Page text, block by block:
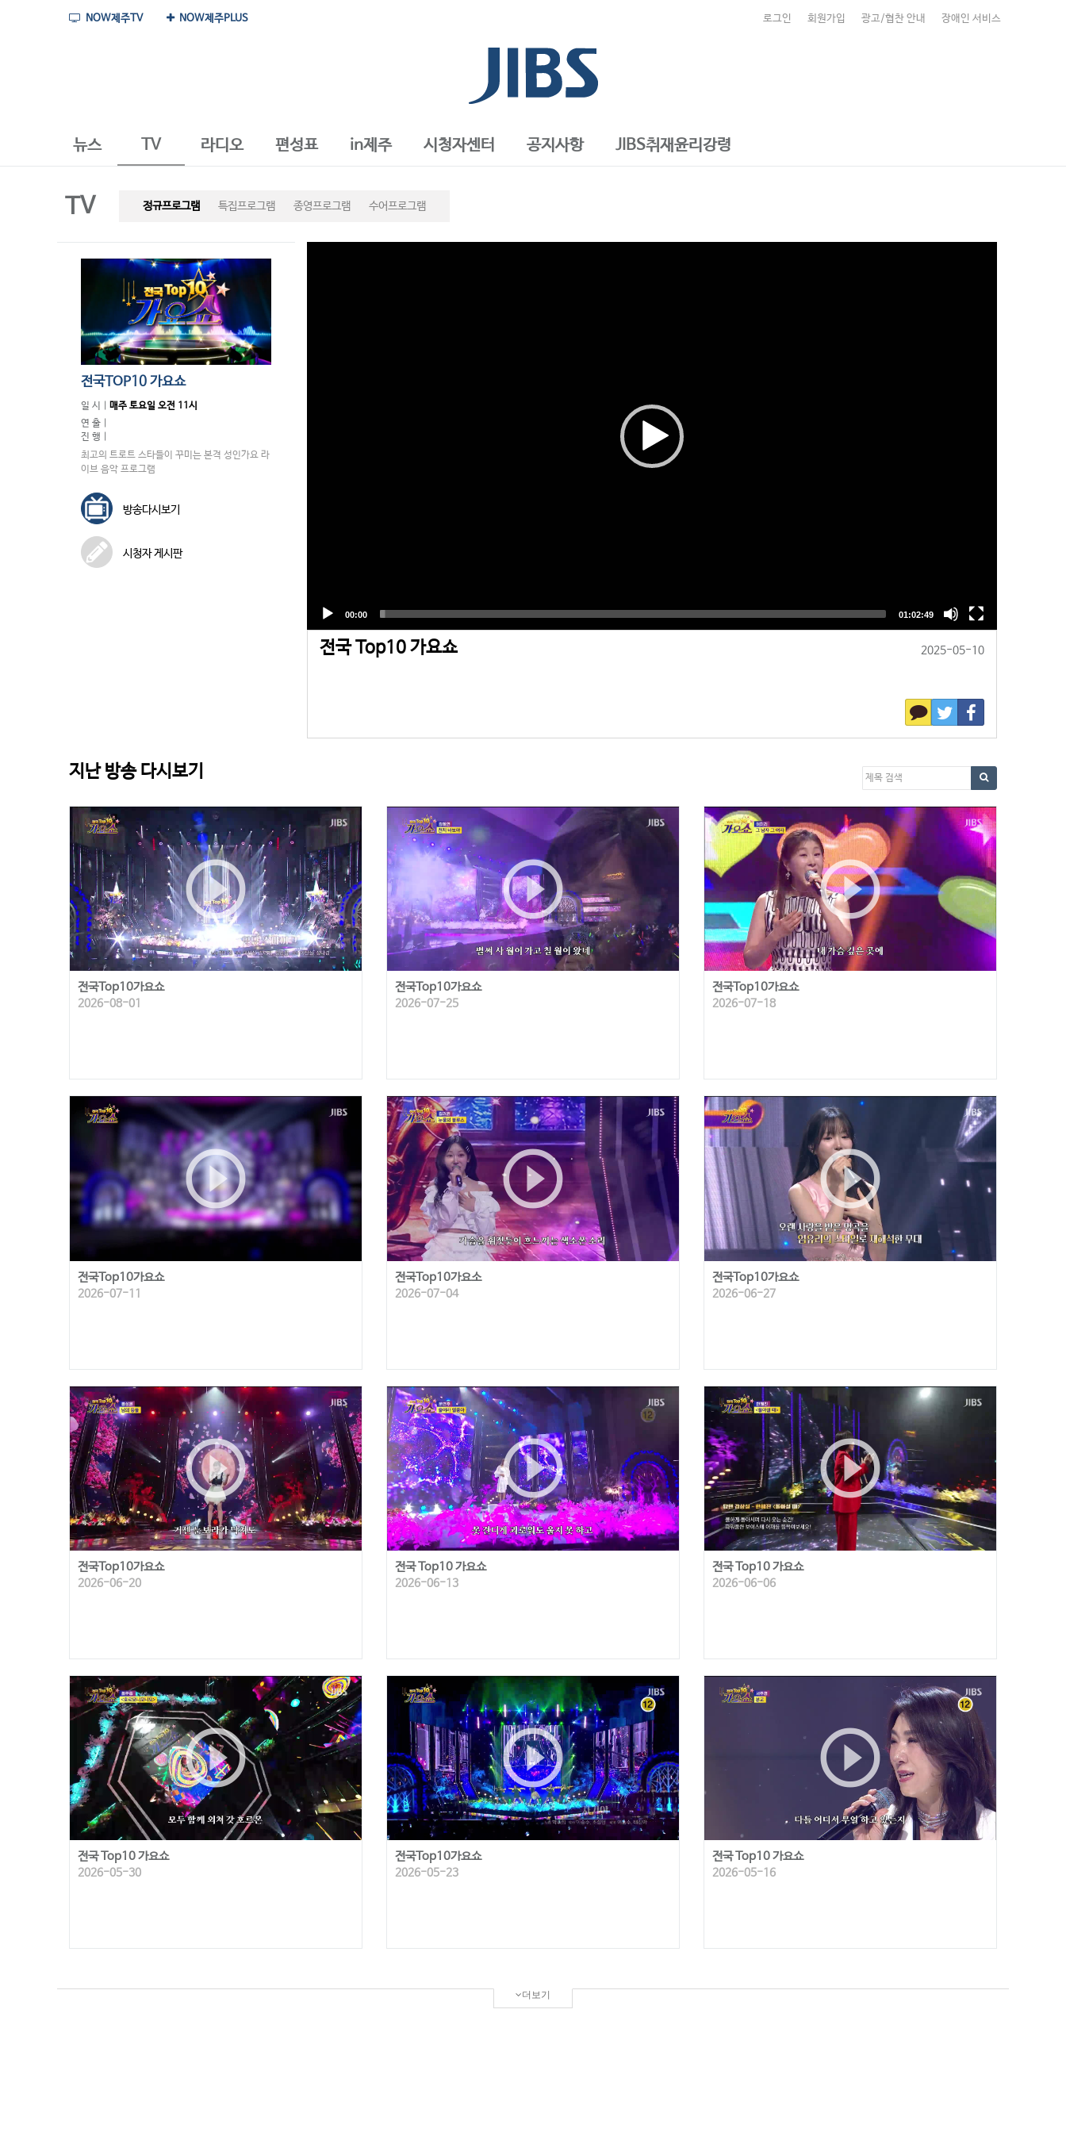
NOW제주PLUS
NOW제주TV 장애인 서비스
광고/협찬 안내
회원가입
로그인
뉴스 TV 라디오 편성표 in제주 시청자센터 공지사항 JIBS취재윤리강령
TV 정규프로그램 특집프로그램 종영프로그램 수어프로그램
전국TOP10 가요쇼
일 시 | 매주 토요일 오전 11시
연 출 |
진 행 |
최고의 트로트 스타들이 꾸미는 본격 성인가요 라
이브 음악 프로그램
방송다시보기
시청자 게시판
전국 Top10 가요쇼 2025-05-10
지난 방송 다시보기
play_circle_outline
전국Top10가요쇼
2026-08-01
play_circle_outline
전국Top10가요쇼
2026-07-25
play_circle_outline
전국Top10가요쇼
2026-07-18
play_circle_outline
전국Top10가요쇼
2026-07-11
play_circle_outline
전국Top10가요소
2026-07-04
play_circle_outline
전국Top10가요쇼
2026-06-27
play_circle_outline
전국Top10가요쇼
2026-06-20
play_circle_outline
전국 Top10 가요쇼
2026-06-13
play_circle_outline
전국 Top10 가요쇼
2026-06-06
play_circle_outline
전국 Top10 가요쇼
2026-05-30
play_circle_outline
전국Top10가요쇼
2026-05-23
play_circle_outline
전국 Top10 가요쇼
2026-05-16
더보기